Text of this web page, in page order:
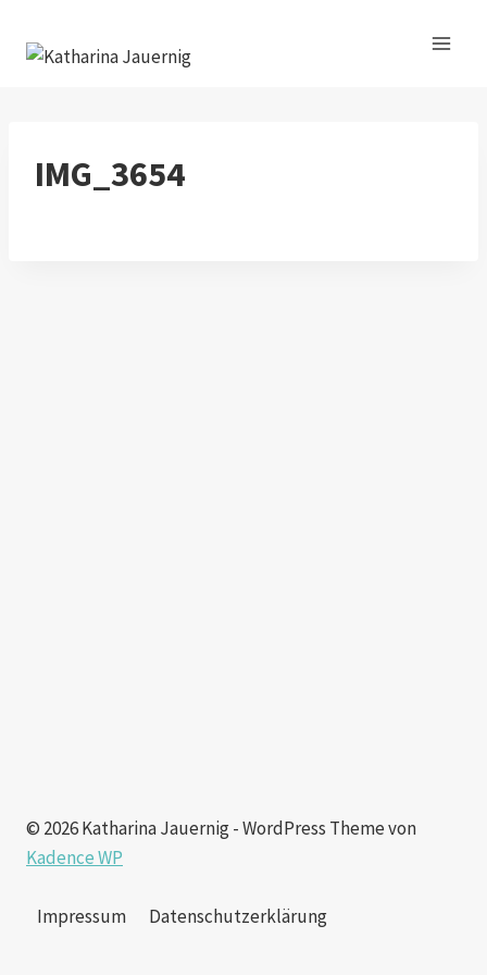
Inhalt
IMG_3654
© 2026 Katharina Jauernig - WordPress Theme von
Kadence WP
Impressum Datenschutzerklärung